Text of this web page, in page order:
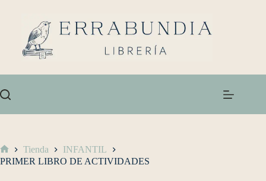
Tienda
INFANTIL
PRIMER LIBRO DE ACTIVIDADES